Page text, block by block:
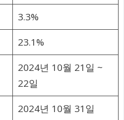
3.3%
23.1%
2024년 10월 21일 ~
22일
2024년 10월 31일